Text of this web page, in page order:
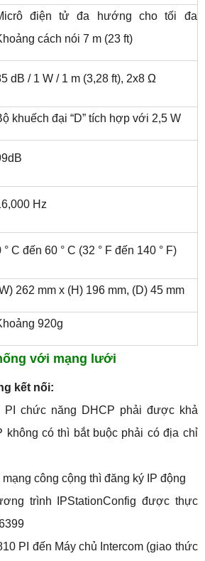
điện tử đa hướng cho tối đa
cách nói 7 m (23 ft)
dB / 1 W / 1 m (3,28 ft), 2x8 Ω
khuếch đại “D” tích hợp với 2,5 W
Hz
° C đến 60 ° C (32 ° F đến 140 ° F)
262 mm x (H) 196 mm, (D) 45 mm
920g
với mạng lưới
kết nối:
chức năng DHCP phải được khả
không có thì bắt buộc phải có địa chỉ
công cộng thì đăng ký IP động
trình IPStationConfig được thực
PI đến Máy chủ Intercom (giao thức